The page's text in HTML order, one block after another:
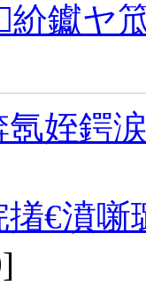
钀ヤ
姪鍔
撯€濆